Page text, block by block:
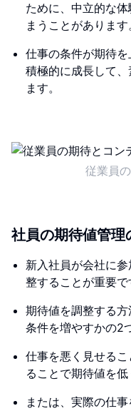
ために、中立的な
まうことがあります
仕事の条件が期待
積極的に成長して
ます。
従業員
社員の期待値管理
新入社員が会社に
整することが重要で
期待値を調整する方
条件を増やすかの2
仕事を悪く見せる
ることで期待値を低
または、実際の仕